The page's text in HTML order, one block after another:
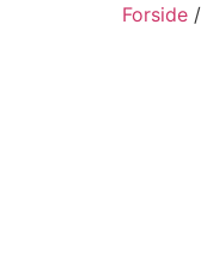
Forside /